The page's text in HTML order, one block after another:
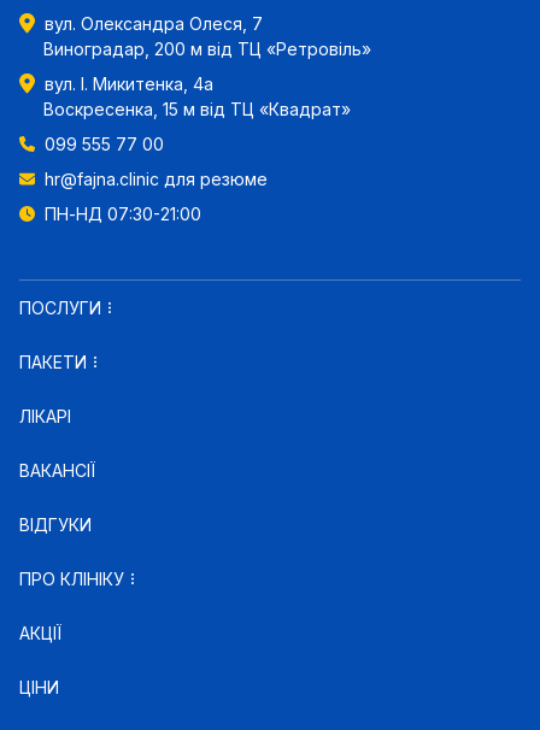
вул. Олександра Олеся, 7
Виноградар, 200 м від ТЦ «Ретровіль»
вул. І. Микитенка, 4а
Воскресенка, 15 м від ТЦ «Квадрат»
099 555 77 00
hr@fajna.clinic для резюме
ПН-НД 07:30-21:00
ПОСЛУГИ
ПАКЕТИ
ЛІКАРІ
ВАКАНСІЇ
ВІДГУКИ
ПРО КЛІНІКУ
АКЦІЇ
ЦІНИ